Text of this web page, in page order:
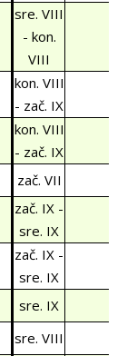
sre. VIII
- kon.
VIII
kon. VIII
- zač. IX
kon. VIII
- zač. IX
zač. VII
zač. IX -
sre. IX
zač. IX -
sre. IX
sre. IX
sre. VIII